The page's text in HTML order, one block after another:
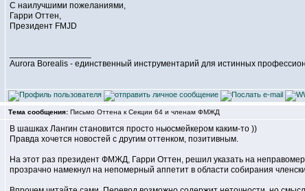
С наилучшими пожеланиями,
Гарри Оттен,
Президент FMJD
Aurora Borealis - единственный инструментарий для истинных
Тема сообщения: Письмо Оттена к Секции 64 и членам ФМЖД
В шашках Лангин становится просто ньюсмейкером каким-то ))
Правда хочется новостей с другим оттенком, позитивным.
На этот раз президент ФМЖД, Гарри Оттен, решил указать на
прозрачно намекнул на непомерный аппетит в области собирания